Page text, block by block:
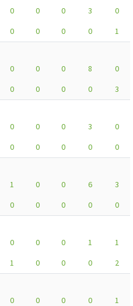
0 0 0 3
0
0 0 0 0
1
0 0 0 8
0
0 0 0 0
3
0 0 0 3
0
0 0 0 0
0
1 0 0 6
3
0 0 0 0
0
0 0 0 1
1
1 0 0 0
2
0 0 0 0
1